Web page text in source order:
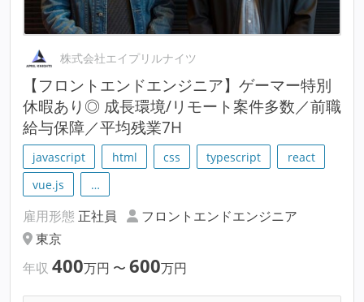
株式会社エイプリルナイツ
【フロントエンドエンジニア】ゲーマー特別
休暇あり◎ 成長環境/リモート案件多数／前職
給与保障／平均残業7H
javascript html css typescript
react
vue.js
…
雇用形態 正社員
フロントエンドエンジニア
東京
年収 400万円 〜 600万円